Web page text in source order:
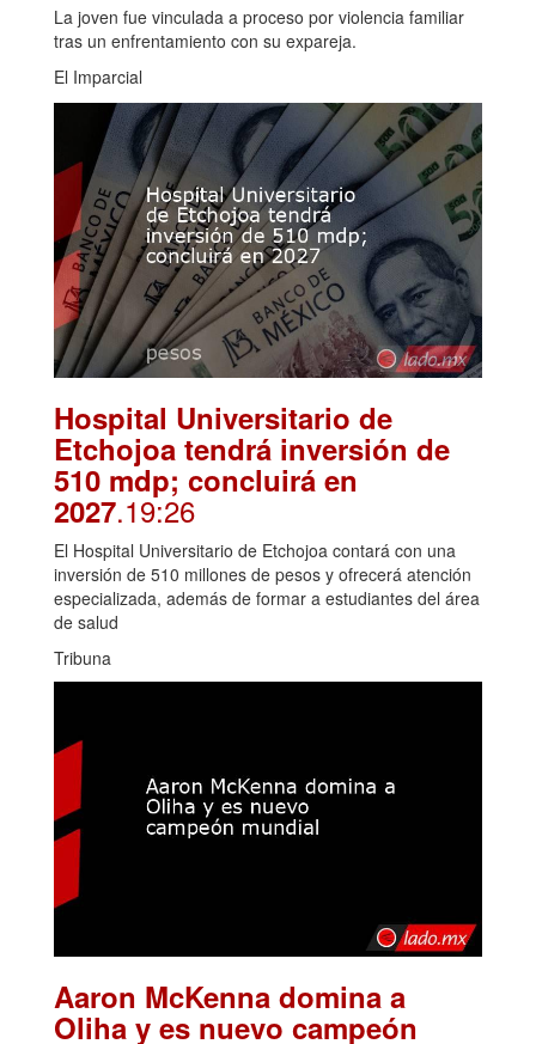
La joven fue vinculada a proceso por violencia familiar
tras un enfrentamiento con su expareja.
El Imparcial
Hospital Universitario de
Etchojoa tendrá inversión de
510 mdp; concluirá en
2027.19:26
El Hospital Universitario de Etchojoa contará con una
inversión de 510 millones de pesos y ofrecerá atención
especializada, además de formar a estudiantes del área
de salud
Tribuna
Aaron McKenna domina a
Oliha y es nuevo campeón